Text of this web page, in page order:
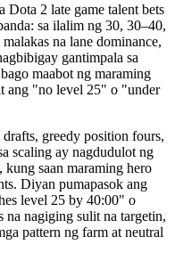
Dota 2 late game talent bets
sa ilalim ng 30, 30–40,
na lane dominance,
gantimpala sa
maabot ng maraming
ang "no level 25" o "under
greedy position fours,
scaling ay nagdudulot ng
kung saan maraming hero
Diyan pumapasok ang
level 25 by 40:00" o
na nagiging sulit na targetin,
pattern ng farm at neutral